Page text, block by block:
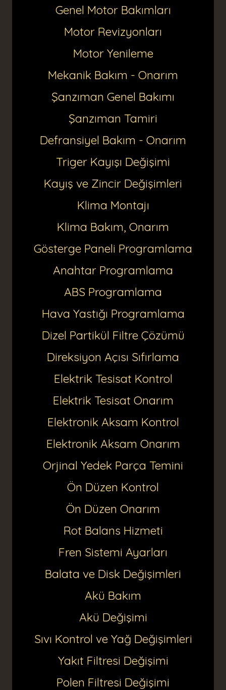
Genel Motor Bakımları
Motor Revizyonları
Motor Yenileme
Mekanik Bakım - Onarım
Şanzıman Genel Bakımı
Şanzıman Tamiri
Defransiyel Bakım - Onarım
Triger Kayışı Değişimi
Kayış ve Zincir Değişimleri
Klima Montajı
Klima Bakım, Onarım
Gösterge Paneli Programlama
Anahtar Programlama
ABS Programlama
Hava Yastığı Programlama
Dizel Partikül Filtre Çözümü
Direksiyon Açısı Sıfırlama
Elektrik Tesisat Kontrol
Elektrik Tesisat Onarım
Elektronik Aksam Kontrol
Elektronik Aksam Onarım
Orjinal Yedek Parça Temini
Ön Düzen Kontrol
Ön Düzen Onarım
Rot Balans Hizmeti
Fren Sistemi Ayarları
Balata ve Disk Değişimleri
Akü Bakım
Akü Değişimi
Sıvı Kontrol ve Yağ Değişimleri
Yakıt Filtresi Değişimi
Polen Filtresi Değişimi